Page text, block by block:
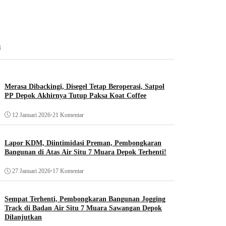
Merasa Dibackingi, Disegel Tetap Beroperasi, Satpol
PP Depok Akhirnya Tutup Paksa Koat Coffee
12 Januari 2026•21 Komentar
Lapor KDM, Diintimidasi Preman, Pembongkaran
Bangunan di Atas Air Situ 7 Muara Depok Terhenti!
27 Januari 2026•17 Komentar
Sempat Terhenti, Pembongkaran Bangunan Jogging
Track di Badan Air Situ 7 Muara Sawangan Depok
Dilanjutkan